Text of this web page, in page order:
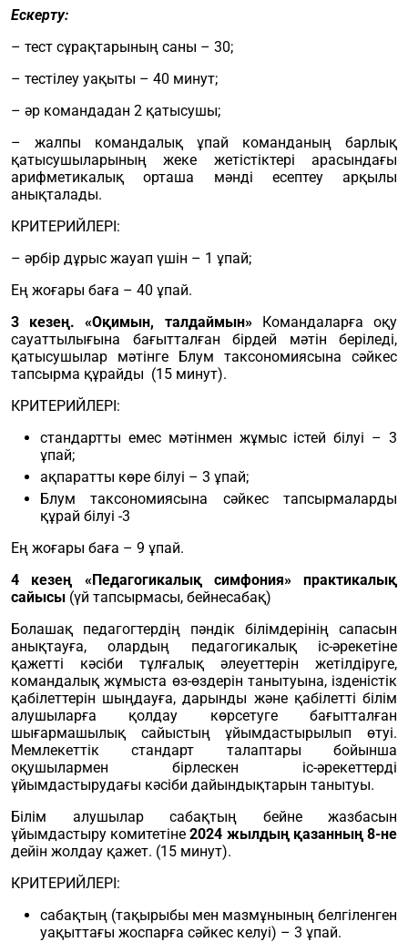
Ескерту:
– тест сұрақтарының саны – 30;
– тестілеу уақыты – 40 минут;
– әр командадан 2 қатысушы;
– жалпы командалық ұпай команданың барлық
қатысушыларының жеке жетістіктері арасындағы
арифметикалық орташа мәнді есептеу арқылы
анықталады.
КРИТЕРИЙЛЕРІ:
– әрбір дұрыс жауап үшін – 1 ұпай;
Ең жоғары баға – 40 ұпай.
3 кезең.
«Оқимын, талдаймын» Командаларға оқу
сауаттылығына бағытталған бірдей мәтін беріледі,
қатысушылар мәтінге Блум таксономиясына сәйкес
тапсырма құрайды (15 минут).
КРИТЕРИЙЛЕРІ:
стандартты емес мәтінмен жұмыс істей білуі – 3
ұпай;
ақпаратты көре білуі – 3 ұпай;
Блум таксономиясына сәйкес тапсырмаларды
құрай білуі -3
Ең жоғары баға – 9 ұпай.
4 кезең «Педагогикалық симфония» практикалық
сайысы (үй тапсырмасы, бейнесабақ)
Болашақ педагогтердің пәндік білімдерінің сапасын
анықтауға, олардың педагогикалық іс-әрекетіне
қажетті кәсіби тұлғалық әлеуеттерін жетілдіруге,
командалық жұмыста өз-өздерін танытуына, ізденістік
қабілеттерін шыңдауға, дарынды және қабілетті білім
алушыларға қолдау көрсетуге бағытталған
шығармашылық сайыстың ұйымдастырылып өтуі.
Мемлекеттік стандарт талаптары бойынша
оқушылармен бірлескен іс-әрекеттерді
ұйымдастырудағы кәсіби дайындықтарын танытуы.
Білім алушылар сабақтың бейне жазбасын
ұйымдастыру комитетіне2024 жылдың қазанның 8-не
дейін жолдау қажет. (15 минут).
КРИТЕРИЙЛЕРІ:
сабақтың (тақырыбы мен мазмұнының белгіленген
уақыттағы жоспарға сәйкес келуі) – 3 ұпай.